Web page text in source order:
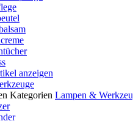
anzeigen
Kategorien Lampen &